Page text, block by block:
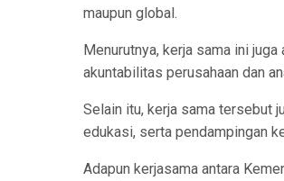
maupun global.
Menurutnya, kerja sama ini
akuntabilitas perusahaan dan
Selain itu, kerja sama tersebut
edukasi, serta pendampingan
Adapun kerjasama antara